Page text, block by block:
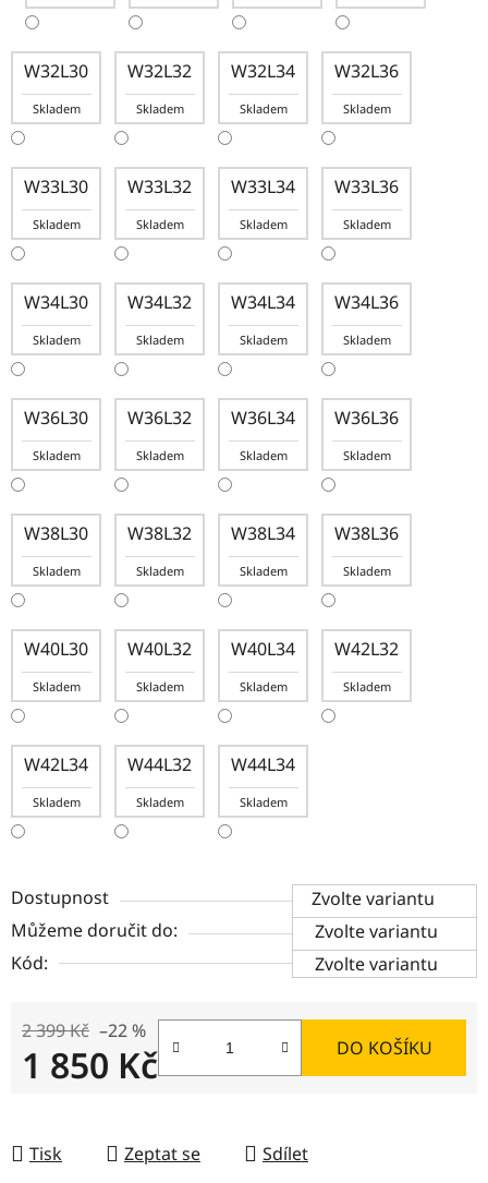
W32L30
Skladem
W32L32
Skladem
W32L34
Skladem
W32L36
Skladem
W33L30
Skladem
W33L32
Skladem
W33L34
Skladem
W33L36
Skladem
W34L30
Skladem
W34L32
Skladem
W34L34
Skladem
W34L36
Skladem
W36L30
Skladem
W36L32
Skladem
W36L34
Skladem
W36L36
Skladem
W38L30
Skladem
W38L32
Skladem
W38L34
Skladem
W38L36
Skladem
W40L30
Skladem
W40L32
Skladem
W40L34
Skladem
W42L32
Skladem
W42L34
Skladem
W44L32
Skladem
W44L34
Skladem
Dostupnost
Zvolte variantu
Můžeme doručit do:
Zvolte variantu
Kód:
Zvolte variantu
2 399 Kč –22 %
1 850 Kč DO KOŠÍKU
Tisk Zeptat se Sdílet